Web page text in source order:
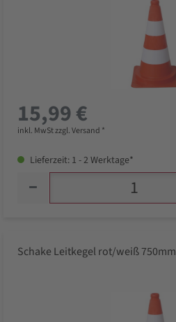
15,99 €
inkl. MwSt zzgl. Versand *
Lieferzeit: 1 - 2 Werktage*
Schake Leitkegel rot/weiß 750mm